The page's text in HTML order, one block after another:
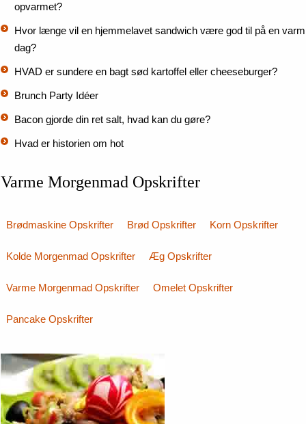
opvarmet?
Hvor længe vil en hjemmelavet sandwich være god til på en varm
dag?
HVAD er sundere en bagt sød kartoffel eller cheeseburger?
Brunch Party Idéer
Bacon gjorde din ret salt, hvad kan du gøre?
Hvad er historien om hot
Varme Morgenmad Opskrifter
Brødmaskine Opskrifter Brød Opskrifter Korn Opskrifter
Kolde Morgenmad Opskrifter Æg Opskrifter
Varme Morgenmad Opskrifter Omelet Opskrifter
Pancake Opskrifter